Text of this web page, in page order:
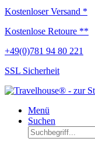
Kostenloser Versand *
Kostenlose Retoure **
+49(0)781 94 80 221
SSL Sicherheit
Menü
Suchen